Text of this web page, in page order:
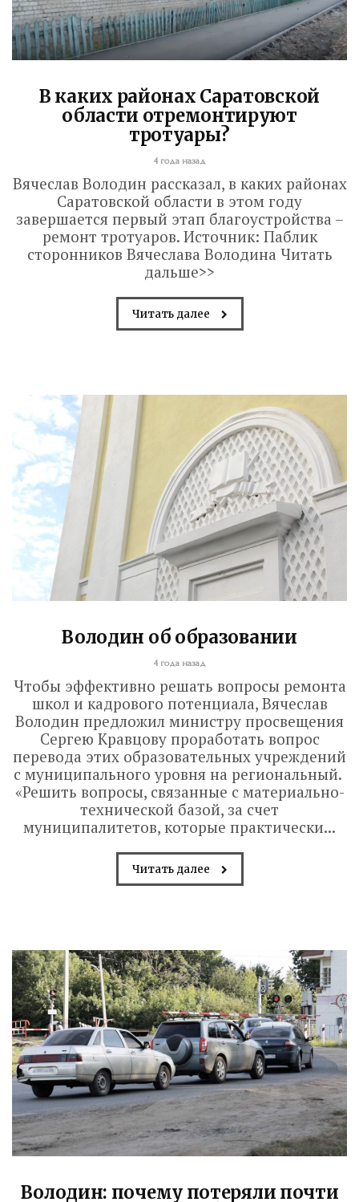
В каких районах Саратовской
области отремонтируют
тротуары?
4 года назад
Вячеслав Володин рассказал, в каких районах
Саратовской области в этом году
завершается первый этап благоустройства –
ремонт тротуаров. Источник: Паблик
сторонников Вячеслава Володина Читать
дальше>>
Читать далее
Володин об образовании
4 года назад
Чтобы эффективно решать вопросы ремонта
школ и кадрового потенциала, Вячеслав
Володин предложил министру просвещения
Сергею Кравцову проработать вопрос
перевода этих образовательных учреждений
с муниципального уровня на региональный.
«Решить вопросы, связанные с материально-
технической базой, за счет
муниципалитетов, которые практически...
Читать далее
Володин: почему потеряли почти
Володин: 31 августа
РАБОТЫ БУДУТ
4 дня назад
Вячеслав Володин посетил высшее
артиллерийское командное училище в
Саратове. В настоящее время на
завершающий этап вышла
реконструкция крытого бассейна и
строительство открытого всепогодного
стадиона. Задача – сдать объекты до...